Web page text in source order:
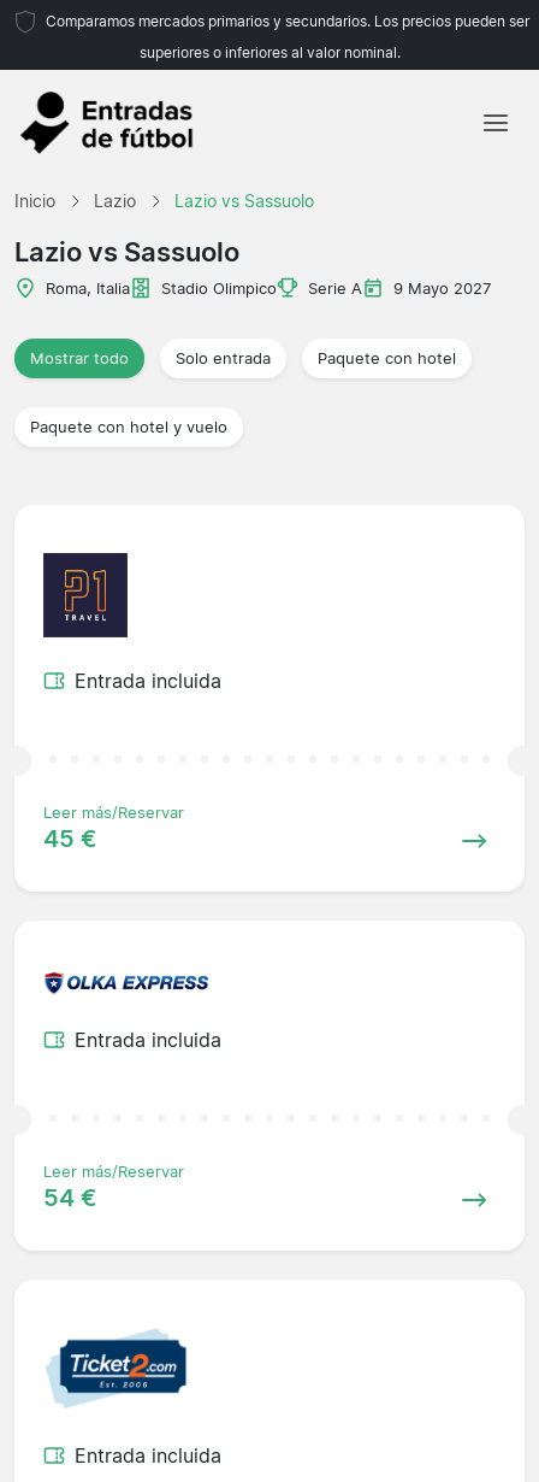
Comparamos mercados primarios y secundarios. Los precios pueden ser
superiores o inferiores al valor nominal.
Inicio Lazio Lazio vs Sassuolo
Lazio vs Sassuolo
Roma, Italia Stadio Olimpico Serie A 9 Mayo 2027
Mostrar todo Solo entrada Paquete con hotel
Paquete con hotel y vuelo
Entrada incluida
Leer más/Reservar
45 €
Entrada incluida
Leer más/Reservar
54 €
Entrada incluida